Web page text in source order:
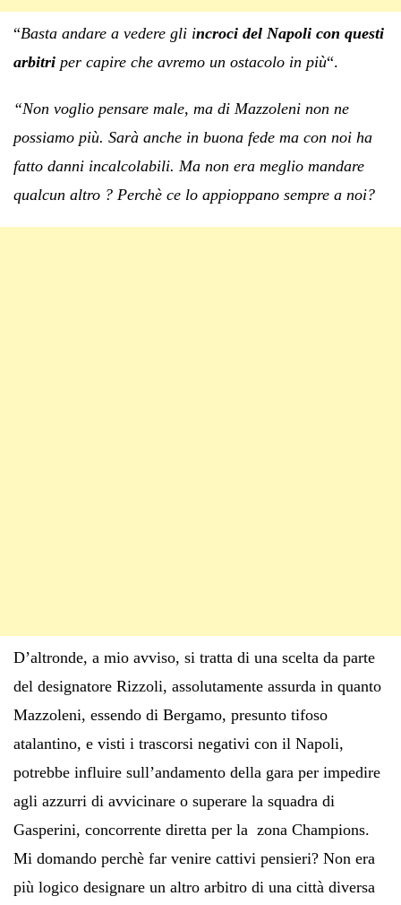
“Basta andare a vedere gli incroci del Napoli con questi
arbitri per capire che avremo un ostacolo in più“.
“Non voglio pensare male, ma di Mazzoleni non ne
possiamo più. Sarà anche in buona fede ma con noi ha
fatto danni incalcolabili. Ma non era meglio mandare
qualcun altro ? Perchè ce lo appioppano sempre a noi?
D’altronde, a mio avviso, si tratta di una scelta da parte
del designatore Rizzoli, assolutamente assurda in quanto
Mazzoleni, essendo di Bergamo, presunto tifoso
atalantino, e visti i trascorsi negativi con il Napoli,
potrebbe influire sull’andamento della gara per impedire
agli azzurri di avvicinare o superare la squadra di
Gasperini, concorrente diretta per la zona Champions.
Mi domando perchè far venire cattivi pensieri? Non era
più logico designare un altro arbitro di una città diversa